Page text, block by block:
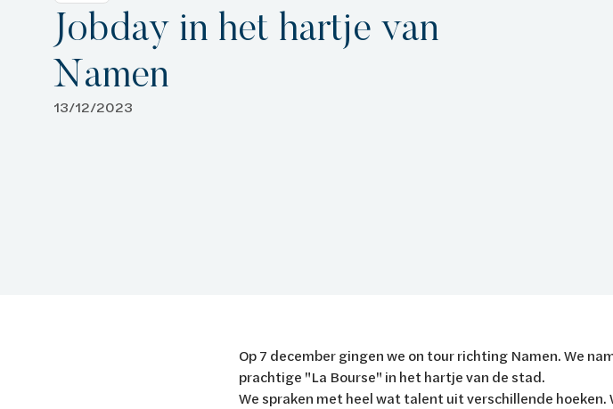
Jobday in het hartje van
Namen
13/12/2023
Op 7 december gingen we on tour richting Namen. We
prachtige "La Bourse" in het hartje van de stad.
We spraken met heel wat talent uit verschillende hoeken.